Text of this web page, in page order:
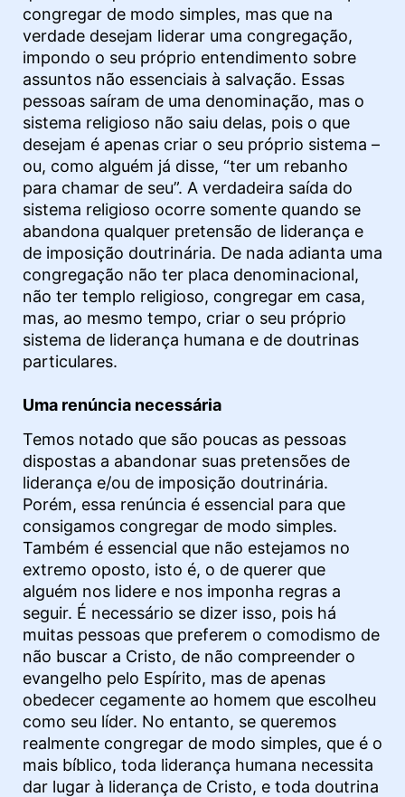
congregar de modo simples, mas que na
verdade desejam liderar uma congregação,
impondo o seu próprio entendimento sobre
assuntos não essenciais à salvação. Essas
pessoas saíram de uma denominação, mas o
sistema religioso não saiu delas, pois o que
desejam é apenas criar o seu próprio sistema –
ou, como alguém já disse, “ter um rebanho
para chamar de seu”. A verdadeira saída do
sistema religioso ocorre somente quando se
abandona qualquer pretensão de liderança e
de imposição doutrinária. De nada adianta uma
congregação não ter placa denominacional,
não ter templo religioso, congregar em casa,
mas, ao mesmo tempo, criar o seu próprio
sistema de liderança humana e de doutrinas
particulares.
Uma renúncia necessária
Temos notado que são poucas as pessoas
dispostas a abandonar suas pretensões de
liderança e/ou de imposição doutrinária.
Porém, essa renúncia é essencial para que
consigamos congregar de modo simples.
Também é essencial que não estejamos no
extremo oposto, isto é, o de querer que
alguém nos lidere e nos imponha regras a
seguir. É necessário se dizer isso, pois há
muitas pessoas que preferem o comodismo de
não buscar a Cristo, de não compreender o
evangelho pelo Espírito, mas de apenas
obedecer cegamente ao homem que escolheu
como seu líder. No entanto, se queremos
realmente congregar de modo simples, que é o
mais bíblico, toda liderança humana necessita
dar lugar à liderança de Cristo, e toda doutrina